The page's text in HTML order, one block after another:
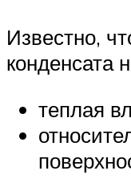
Известно,
конденсата
теплая